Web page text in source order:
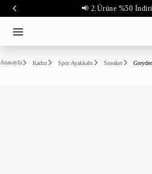
📢 2.Ürüne %50
Anasayfa Kadın Spor Ayakkabı Sneaker